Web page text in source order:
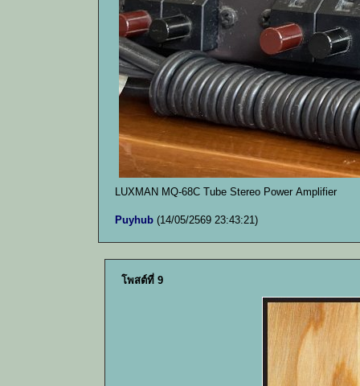
LUXMAN MQ-68C Tube Stereo Power Amplifier
Puyhub (14/05/2569 23:43:21)
โพสต์ที่ 9